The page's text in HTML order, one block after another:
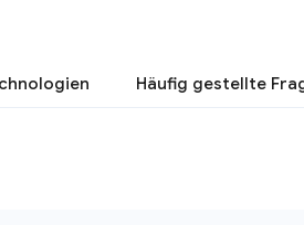
Häufig gestellte